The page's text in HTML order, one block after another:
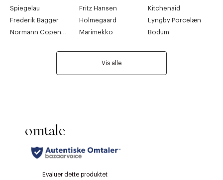
Spiegelau
Fritz Hansen
Kitchenaid
Frederik Bagger
Holmegaard
Lyngby Porcelæn
Normann Copenhagen
Marimekko Bodum
Vis alle